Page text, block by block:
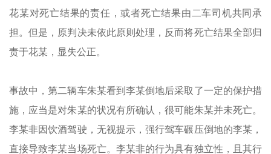
花某对死亡结果的责任，或者死亡结果由二车司机共同承
担。但是，原判决未依此原则处理，反而将死亡结果全部归
责于花某，显失公正。
事故中，第二辆车朱某看到李某倒地后采取了一定的保护措
施，应当是对朱某的状况有所确认，很可能朱某并未死亡。
李某非因饮酒驾驶，无视提示，强行驾车碾压倒地的李某，
直接导致李某当场死亡。李某非的行为具有独立性，且其行